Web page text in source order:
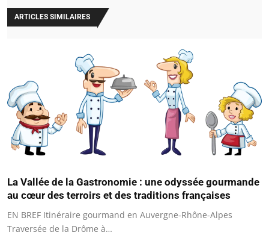
ARTICLES SIMILAIRES
La Vallée de la Gastronomie : une odyssée gourmande
au cœur des terroirs et des traditions françaises
EN BREF Itinéraire gourmand en Auvergne-Rhône-Alpes
Traversée de la Drôme à…